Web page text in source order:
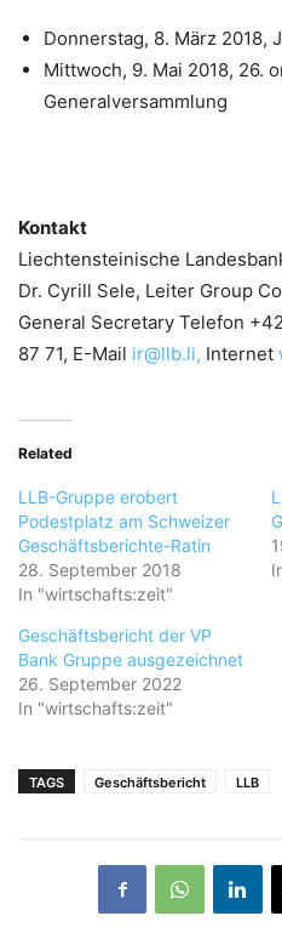
Donnerstag, 8. März 2018,
Mittwoch, 9. Mai 2018, 26.
Generalversammlung
Kontakt
Liechtensteinische
Dr. Cyrill Sele, Leiter Group
General Secretary Telefon
87 71, E-Mail ir@llb.li, Internet
Related
LLB-Gruppe erobert
Podestplatz am Schweizer
Geschäftsberichte-Ratin
28. September 2018
In "wirtschafts:zeit"
Geschäftsbericht der VP
Bank Gruppe ausgezeichnet
26. September 2022
In "wirtschafts:zeit"
TAGS Geschäftsbericht LLB